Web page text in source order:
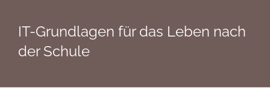
IT-Grundlagen für das Leben nach
der Schule